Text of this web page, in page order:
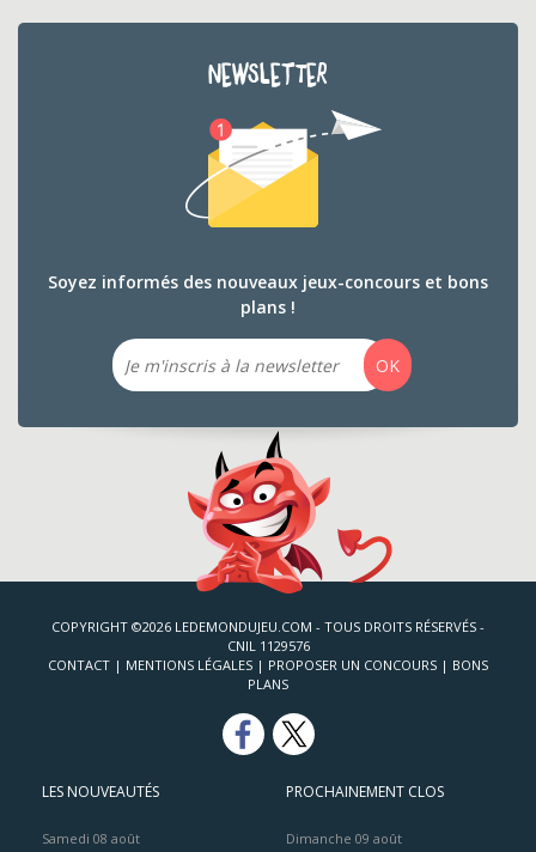
NEWSLETTER
Soyez informés des nouveaux jeux-concours et bons
plans !
Email
OK
COPYRIGHT ©2026 LEDEMONDUJEU.COM - TOUS DROITS RÉSERVÉS -
CNIL 1129576
CONTACT | MENTIONS LÉGALES | PROPOSER UN CONCOURS | BONS
PLANS
LES NOUVEAUTÉS
Samedi 08 août
PROCHAINEMENT CLOS
Dimanche 09 août